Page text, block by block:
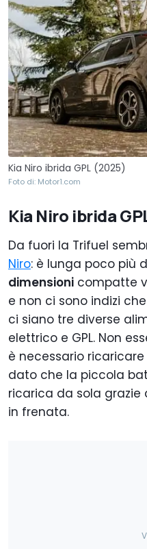
Kia Niro ibrida GPL (2025)
Foto di: Motor1.com
Kia Niro ibrida
Da fuori la Trifuel
Niro: è lunga poco più
dimensioni compatte
e non ci sono indizi
ci siano tre diverse
elettrico e GPL. Non
è necessario
dato che la piccola
ricarica da sola grazie
in frenata.